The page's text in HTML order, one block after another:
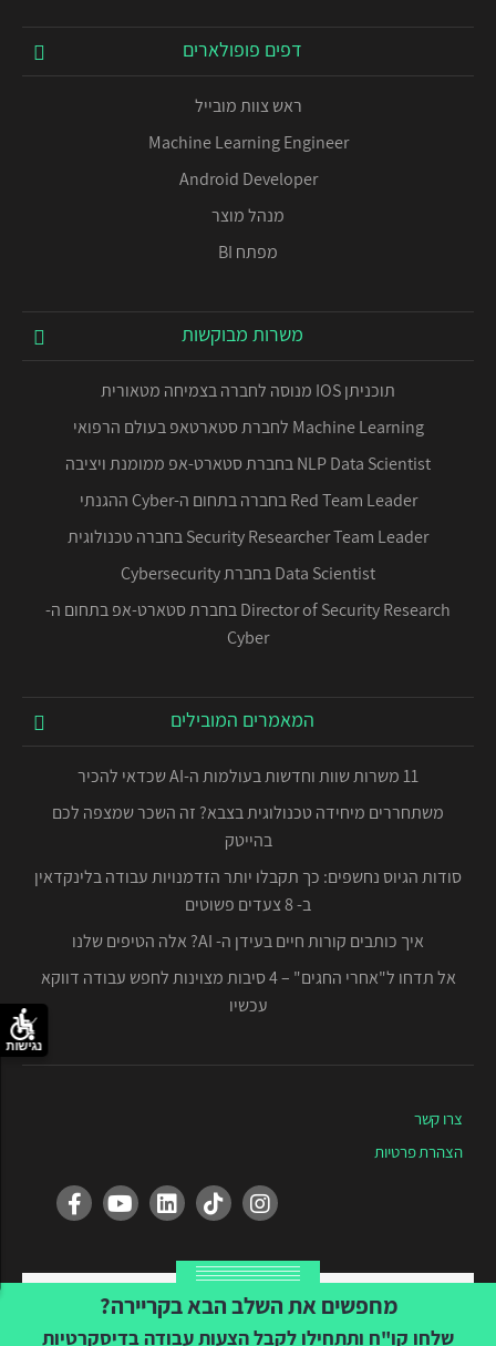
דפים פופולארים
ראש צוות מובייל
Machine Learning Engineer
Android Developer
מנהל מוצר
מפתח BI
משרות מבוקשות
תוכניתן IOS מנוסה לחברה בצמיחה מטאורית
Machine Learning לחברת סטארטאפ בעולם הרפואי
NLP Data Scientist בחברת סטארט-אפ ממומנת ויציבה
Red Team Leader בחברה בתחום ה-Cyber ההגנתי
Security Researcher Team Leader בחברה טכנולוגית
Data Scientist בחברת Cybersecurity
Director of Security Research בחברת סטארט-אפ בתחום ה-
Cyber
המאמרים המובילים
11 משרות שוות וחדשות בעולמות ה-AI שכדאי להכיר
משתחררים מיחידה טכנולוגית בצבא? זה השכר שמצפה לכם
בהייטק
סודות הגיוס נחשפים: כך תקבלו יותר הזדמנויות עבודה בלינקדאין
ב- 8 צעדים פשוטים
איך כותבים קורות חיים בעידן ה- AI? אלה הטיפים שלנו
אל תדחו ל"אחרי החגים" – 4 סיבות מצוינות לחפש עבודה דווקא
עכשיו
צרו קשר
הצהרת פרטיות
Created by Tvuna
מחפשים את השלב הבא בקריירה?
שלחו קו"ח ותתחילו לקבל הצעות עבודה בדיסקרטיות
נגישות